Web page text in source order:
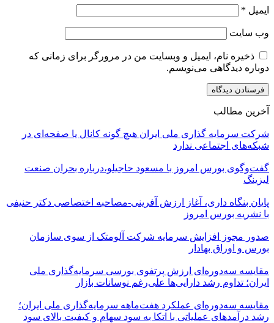
ایمیل *
وب‌ سایت
ذخیره نام، ایمیل و وبسایت من در مرورگر برای زمانی که
دوباره دیدگاهی می‌نویسم.
آخرین مطالب
شرکت سرمایه گذاری ملی ایران هیچ گونه کانال یا صفحه‌ای در
شبکه‌های اجتماعی ندارد
گفت‌وگوی بورس امروز با مسعود حاجیلو،درباره بحران صنعت
لیزینگ
پایان بنگاه داری، آغاز ارزش آفرینی-مصاحبه اختصاصی دکتر حنیفی
با نشریه بورس امروز
صدور مجوز افزایش سرمایه شرکت آلومتک از سوی سازمان
بورس و اوراق بهادار
مقایسه سه‌دوره‌ای ارزش پرتفوی بورسی سرمایه‌گذاری ملی
ایران؛ تداوم رشد دارایی‌ها علی‌رغم نوسانات بازار
مقایسه سه‌دوره‌ای عملکرد هفت‌ماهه سرمایه‌گذاری ملی ایران؛
رشد درآمدهای عملیاتی با اتکا به سود سهام و کیفیت بالای سود